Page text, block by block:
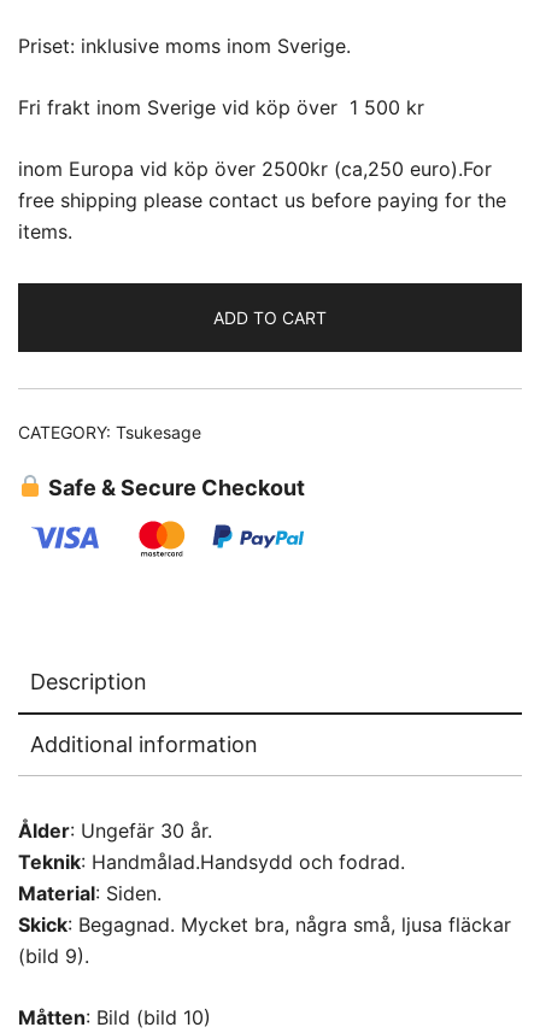
Priset: inklusive moms inom Sverige.
Fri frakt inom Sverige vid köp över 1 500 kr
inom Europa vid köp över 2500kr (ca,250 euro).For
free shipping please contact us before paying for the
items.
ADD TO CART
CATEGORY: Tsukesage
Safe & Secure Checkout
Description
Additional information
Ålder: Ungefär 30 år.
Teknik: Handmålad.Handsydd och fodrad.
Material: Siden.
Skick: Begagnad. Mycket bra, några små, ljusa fläckar
(bild 9).
Måtten: Bild (bild 10)